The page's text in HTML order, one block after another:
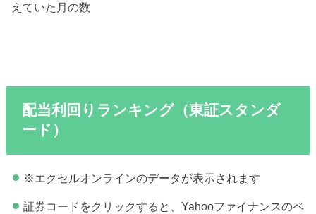
えていた月の数
配当利回りランキング（東証スタンダ
ード）
※エクセルオンラインのデータが表示されます
証券コードをクリックすると、Yahooファイナンスのペ